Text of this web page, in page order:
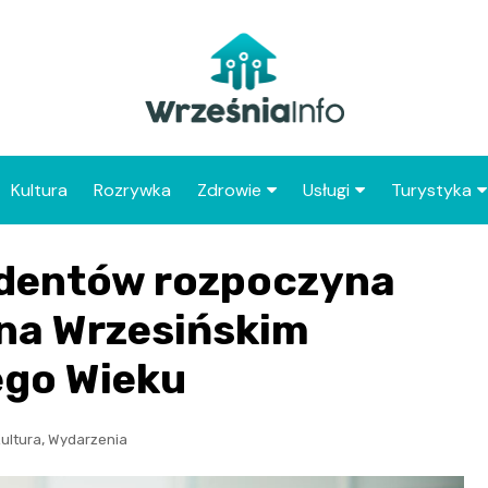
Kultura Rozrywka Zdrowie
Szpital
Placówki POZ
Usługi
Punkty gastronomiczne
Turystyka
Atrakcje
Zabytki
powiatu
rozpoczyna
Wrzesińskim
Wieku
, Wydarzenia